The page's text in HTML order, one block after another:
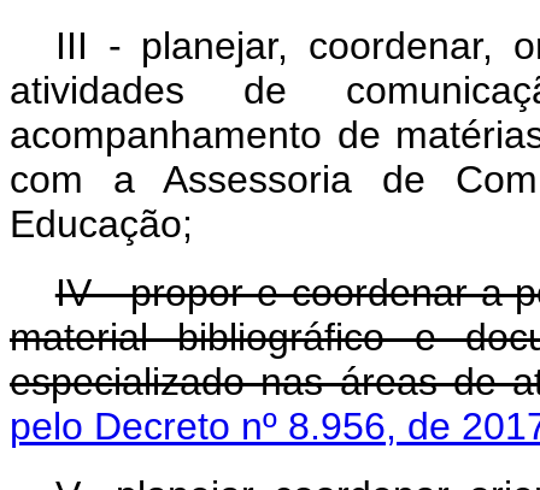
III - planejar, coordenar,
atividades de
acompanhamento de
com a Assessoria de
Educação;
IV - propor e coordenar a
material bibliográfico e
especializado nas áreas de
pelo Decreto nº 8.956, de